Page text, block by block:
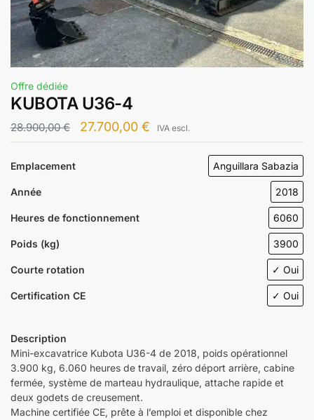
Offre dédiée
KUBOTA U36-4
28.900,00€ 27.700,00 € IVA escl.
Emplacement Anguillara Sabazia
Année 2018
Heures de fonctionnement 6060
Poids (kg) 3900
Courte rotation ✓ Oui
Certification CE ✓ Oui
Description
Mini-excavatrice Kubota U36-4 de 2018, poids opérationnel
3.900 kg, 6.060 heures de travail, zéro déport arrière, cabine
fermée, système de marteau hydraulique, attache rapide et
deux godets de creusement.
Machine certifiée CE, prête à l’emploi et disponible chez